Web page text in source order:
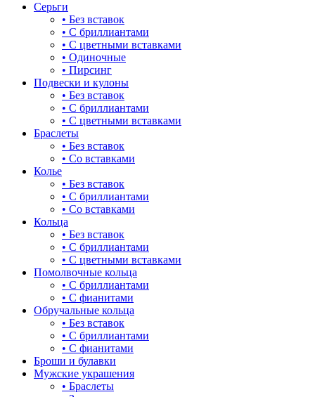
Гамма
НИКА
Серьги
• Без вставок
• С бриллиантами
• С цветными вставками
• Одиночные
• Пирсинг
Подвески и кулоны
• Без вставок
• С бриллиантами
• С цветными вставками
Браслеты
• Без вставок
• Со вставками
Колье
• Без вставок
• С бриллиантами
• Со вставками
Кольца
• Без вставок
• С бриллиантами
• С цветными вставками
Помолвочные кольца
• С бриллиантами
• С фианитами
Обручальные кольца
• Без вставок
• С бриллиантами
• С фианитами
Броши и булавки
Мужские украшения
• Браслеты